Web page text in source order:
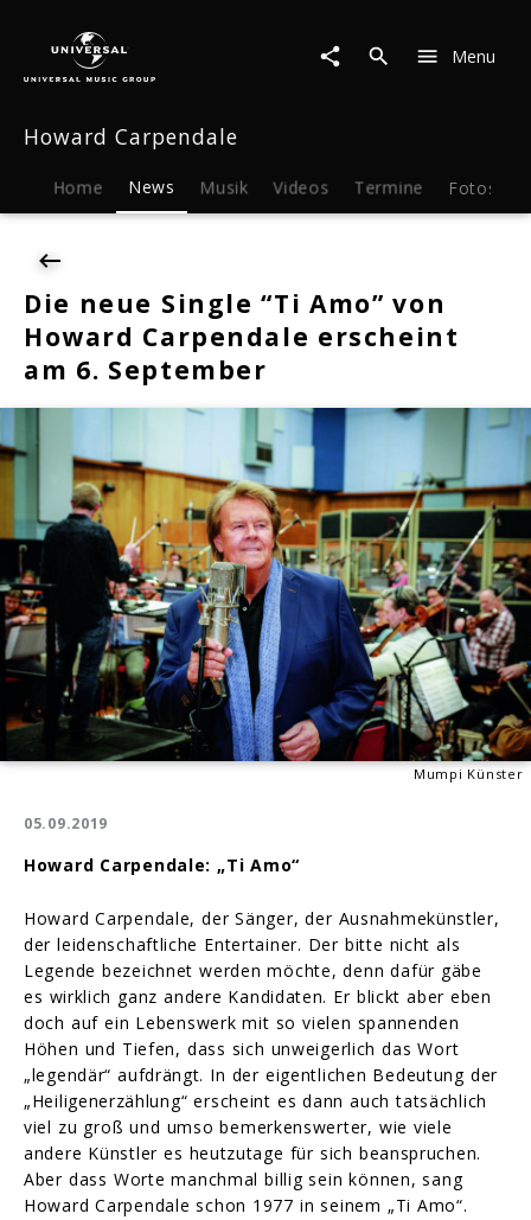
Carpendale
News
Die
"Ti
Carpendale
erscheint
am
September
Menu
Howard Carpendale
Home News Musik Videos Termine Fotos
Die neue Single “Ti Amo” von
Howard Carpendale erscheint
am 6. September
Mumpi Künster
05.09.2019
Howard Carpendale: „Ti Amo“
Howard Carpendale, der Sänger, der Ausnahmekünstler,
der leidenschaftliche Entertainer. Der bitte nicht als
Legende bezeichnet werden möchte, denn dafür gäbe
es wirklich ganz andere Kandidaten. Er blickt aber eben
doch auf ein Lebenswerk mit so vielen spannenden
Höhen und Tiefen, dass sich unweigerlich das Wort
„legendär“ aufdrängt. In der eigentlichen Bedeutung der
„Heiligenerzählung“ erscheint es dann auch tatsächlich
viel zu groß und umso bemerkenswerter, wie viele
andere Künstler es heutzutage für sich beanspruchen.
Aber dass Worte manchmal billig sein können, sang
Howard Carpendale schon 1977 in seinem „Ti Amo“.